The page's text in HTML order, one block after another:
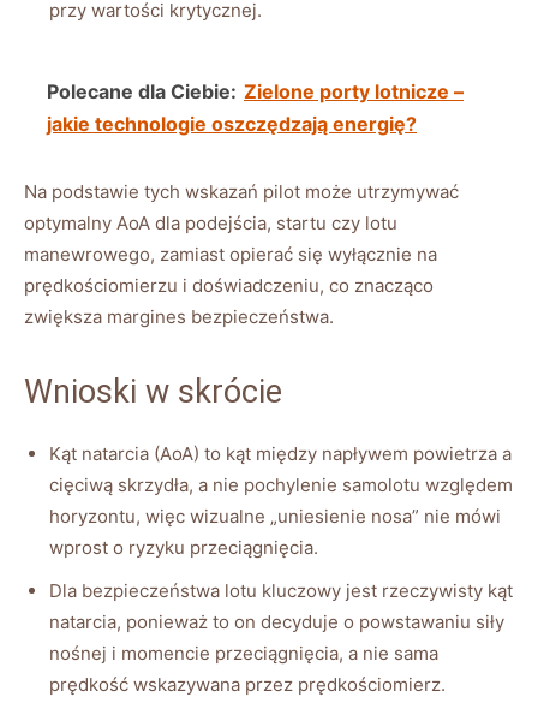
przy wartości krytycznej.
Polecane dla Ciebie: Zielone porty lotnicze –
jakie technologie oszczędzają energię?
Na podstawie tych wskazań pilot może utrzymywać
optymalny AoA dla podejścia, startu czy lotu
manewrowego, zamiast opierać się wyłącznie na
prędkościomierzu i doświadczeniu, co znacząco
zwiększa margines bezpieczeństwa.
Wnioski w skrócie
Kąt natarcia (AoA) to kąt między napływem powietrza a
cięciwą skrzydła, a nie pochylenie samolotu względem
horyzontu, więc wizualne „uniesienie nosa” nie mówi
wprost o ryzyku przeciągnięcia.
Dla bezpieczeństwa lotu kluczowy jest rzeczywisty kąt
natarcia, ponieważ to on decyduje o powstawaniu siły
nośnej i momencie przeciągnięcia, a nie sama
prędkość wskazywana przez prędkościomierz.